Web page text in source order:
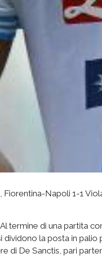
Fiorentina-Napoli 1-1
termine di una partita
la posta in palio
di De Sanctis, pari